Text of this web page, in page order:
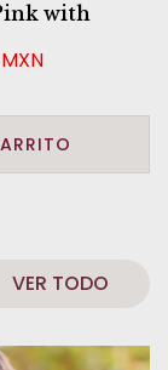
with
VER TODO